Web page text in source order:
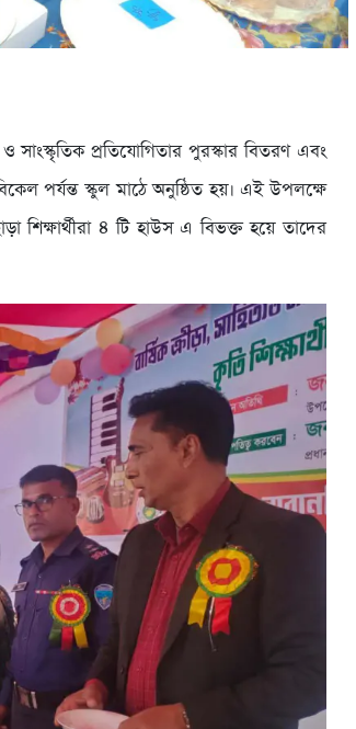
ও সাংস্কৃতিক প্রতিযোগিতার পুরস্কার বিতরণ এবং
পর্যন্ত স্কুল মাঠে অনুষ্ঠিত হয়। এই উপলক্ষে
শিক্ষার্থীরা ৪ টি হাউস এ বিভক্ত হয়ে তাদের